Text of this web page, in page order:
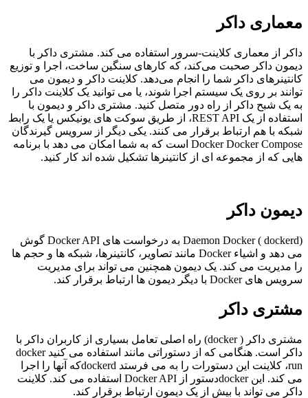
معماری داکر
داکر از معماری کلاینت-سرور استفاده می کند. مشتری داکر با
دیمون داکر صحبت می‌کند، که کارهای سنگین ساخت، اجرا و توزیع
کانتینرهای داکر شما را انجام می‌دهد. کلاینت داکر و دیمون می
توانند بر روی یک سیستم اجرا شوند، یا می توانید یک کلاینت داکر را
به یک شبح داکر از راه دور متصل کنید. مشتری داکر و دیمون با
استفاده از یک REST API، از طریق سوکت های یونیکس یا یک رابط
شبکه با هم ارتباط برقرار می کنند. یکی دیگر از سرویس گیرندگان
Docker Docker Compose است که به شما امکان می دهد با برنامه
هایی که از مجموعه ای از کانتینرها تشکیل شده اند کار کنید.
دیمون داکر
Daemon Docker ( dockerd) به درخواست های Docker API گوش
می دهد و اشیاء Docker مانند تصاویر، کانتینرها، شبکه ها و حجم ها
را مدیریت می کند. یک دیمون همچنین می تواند برای مدیریت
سرویس های Docker با دیگر دیمون ها ارتباط برقرار کند.
مشتری داکر
مشتری داکر ( docker) راه اصلی تعامل بسیاری از کاربران داکر با
داکر است. هنگامی که از دستوراتی مانند استفاده می کنید docker
run، کلاینت این دستورات را به می فرستد dockerdکه آنها را اجرا
می کند. این dockerدستور از Docker API استفاده می کند. کلاینت
داکر می تواند با بیش از یک دیمون ارتباط برقرار کند.